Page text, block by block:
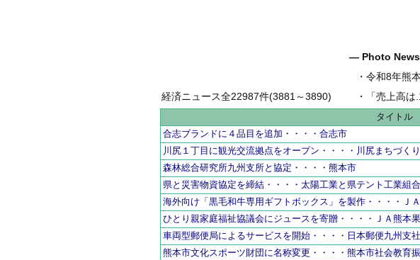
― Photo
・令和8年熊
・
「売上高は.10.
経済ニュース全22987件(3881～3890)
タイトル
合志ブランドに４品目を追加・・・・合志市
川尻１丁目に観光交流拠点をオープン・・・・川尻まちづくり
森林総合研究所九州支所と協定・・・・熊本市
県と災害物資協定を締結・・・・太陽工業と県テント工業組合
海外向け「黒毛和牛専用ギフトボックス」を製作・・・・Ｊ
ひとり親家庭福祉協議会にジュースを寄贈・・・・ＪＡ熊本
車両型郵便局によるサービスを開始・・・・日本郵便九州支社
熊本市文化スポーツ財団に名称変更・・・・熊本市社会教育